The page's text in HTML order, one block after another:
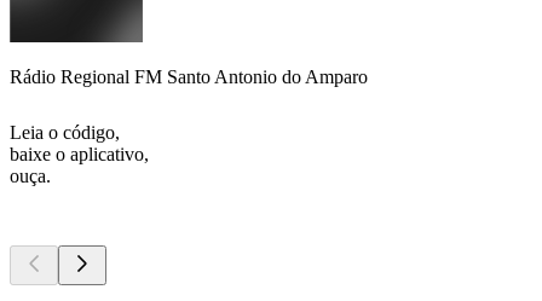
Rádio Regional FM Santo Antonio do Amparo
Leia o código,
baixe o aplicativo,
ouça.